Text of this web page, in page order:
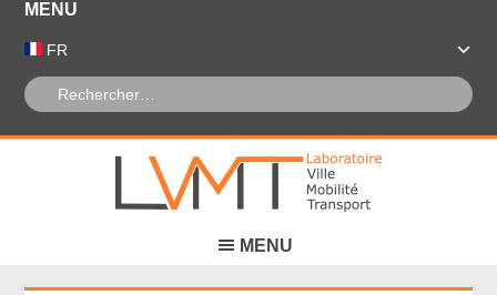
FR
Panneau de gestion des cookies